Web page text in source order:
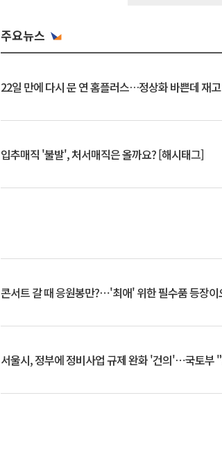
주요뉴스
22일 만에 다시 문 연 홈플러스…정상화 바쁜데 재고
입추매직 '불발', 처서매직은 올까요? [해시태그]
콘서트 갈 때 응원봉만?⋯'최애' 위한 필수품 등장
서울시, 정부에 정비사업 규제 완화 '건의'⋯국토부